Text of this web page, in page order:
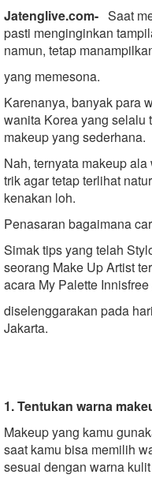
Jatenglive.com- Saat
pasti menginginkan
namun, tetap
yang memesona.
Karenanya, banyak para
wanita Korea yang selalu
makeup yang sederhana.
Nah, ternyata makeup
trik agar tetap terlihat
kenakan loh.
Penasaran bagaimana
Simak tips yang telah
seorang Make Up Artist
acara My Palette Innisfree
diselenggarakan pada
Jakarta.
1. Tentukan warna
Makeup yang kamu
saat kamu bisa memilih
sesuai dengan warna